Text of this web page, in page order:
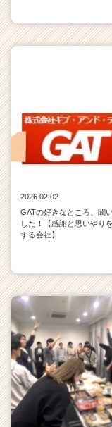
2026.02.02
GATの好きなところ、聞
した！【感謝と思いやり
する会社】